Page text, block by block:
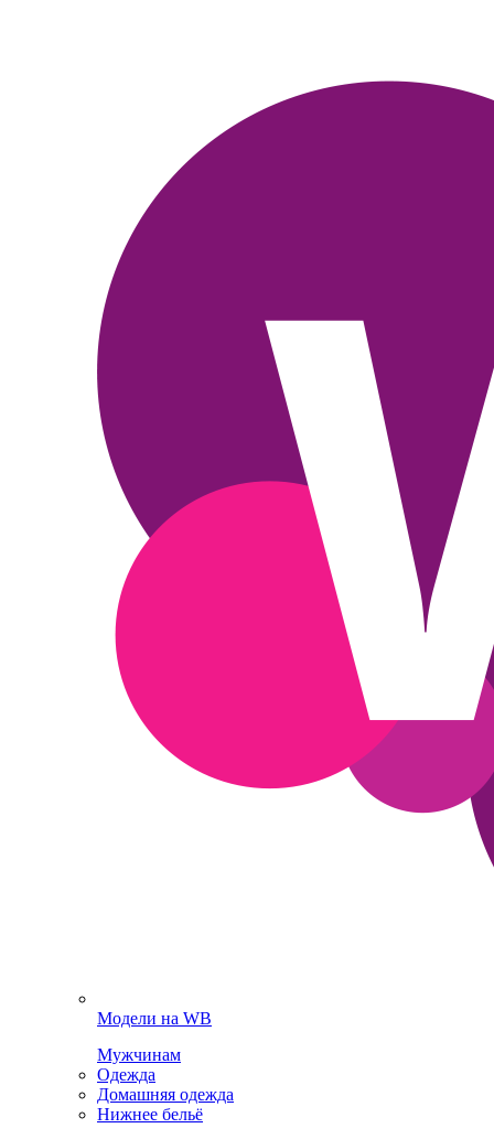
Модели на WB
Мужчинам
Одежда
Домашняя одежда
Нижнее бельё